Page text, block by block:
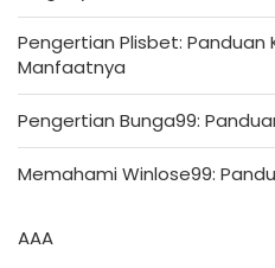
Pengertian Plisbet: Panduan
Manfaatnya
Pengertian Bunga99:
Memahami Winlose99:
AAA